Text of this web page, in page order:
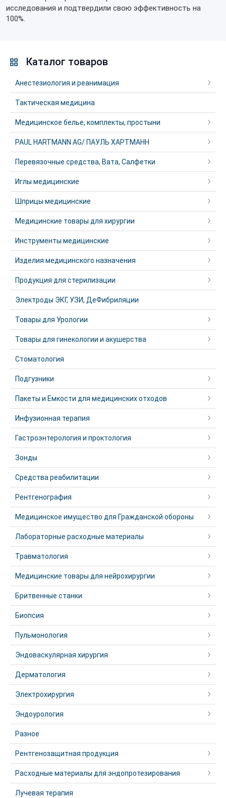
исследования и подтвердили свою эффективность на
100%.
Каталог товаров
Анестезиология и реанимация
Тактическая медицина
Медицинское белье, комплекты, простыни
PAUL HARTMANN AG/ ПАУЛЬ ХАРТМАНН
Перевязочные средства, Вата, Салфетки
Иглы медицинские
Шприцы медицинские
Медицинские товары для хирургии
Инструменты медицинские
Изделия медицинского назначения
Продукция для стерилизации
Электроды ЭКГ, УЗИ, ДеФибриляции
Товары для Урологии
Товары для гинекологии и акушерства
Стоматология
Подгузники
Пакеты и Емкости для медицинских отходов
Инфузионная терапия
Гастроэнтерология и проктология
Зонды
Средства реабилитации
Рентгенография
Медицинское имущество для Гражданской обороны
Лабораторные расходные материалы
Травматология
Медицинские товары для нейрохирургии
Бритвенные станки
Биопсия
Пульмонология
Эндоваскулярная хирургия
Дерматология
Электрохирургия
Эндоурология
Разное
Рентгенозащитная продукция
Расходные материалы для эндопротезирования
Лучевая терапия